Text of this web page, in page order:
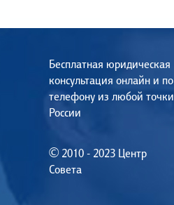
Бесплатная юридическая
консультация онлайн и по
телефону из любой точки
России
© 2010 - 2023 Центр
Совета